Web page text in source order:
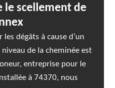
scellement de
les dégâts à cause d’un
de la cheminée est
entreprise pour le
à 74370, nous